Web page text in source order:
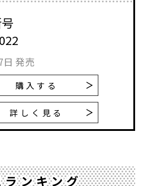
日 発売
購入する
詳しく見る
ランキング